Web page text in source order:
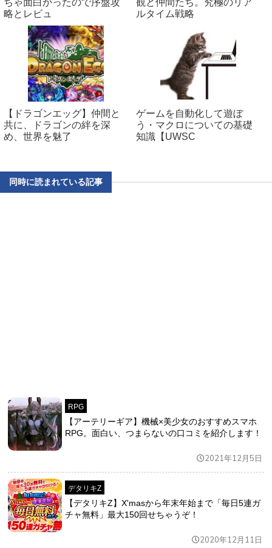
略とレビュ
ルタイム戦略
【ドラゴンエッグ】仲間と
共に、ドラゴンの絆を深
め、世界を魅了
ゲームを自動化して遊ぼ
う・マクロについての基礎
知識【UWSC
同時に読まれている記事
RPG
【アーテリーギア】機械×美少女のおすすめスマホ
RPG。面白い、つまらないの口コミを紹介します！
2021年12月5日
デタリキZ
【デタリキZ】X'masから年末年始まで「毎日5連ガ
チャ無料」最大150回せちゃうぞ！
2020年12月11日